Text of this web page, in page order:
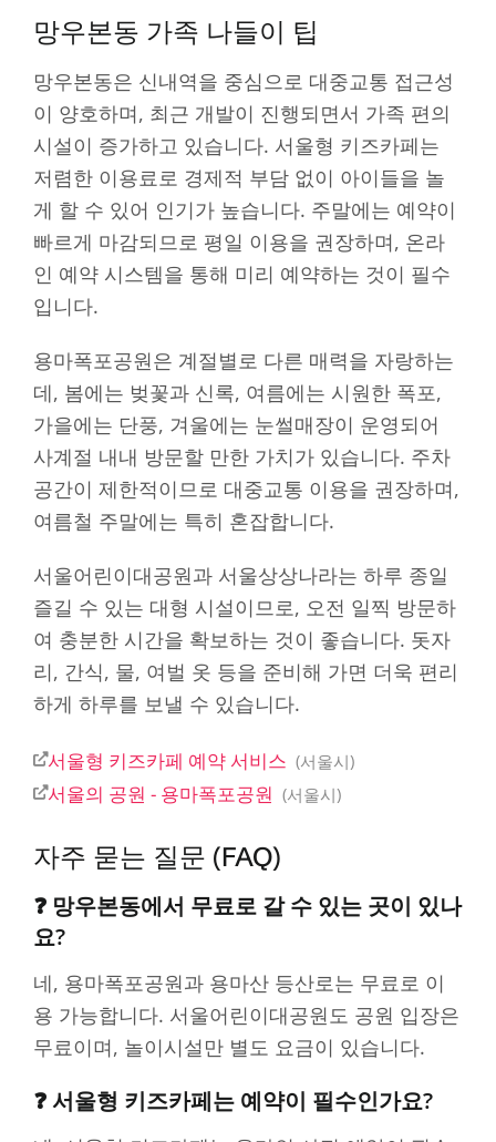
망우본동 가족 나들이 팁
망우본동은 신내역을 중심으로 대중교통 접근성
이 양호하며, 최근 개발이 진행되면서 가족 편의
시설이 증가하고 있습니다. 서울형 키즈카페는
저렴한 이용료로 경제적 부담 없이 아이들을 놀
게 할 수 있어 인기가 높습니다. 주말에는 예약이
빠르게 마감되므로 평일 이용을 권장하며, 온라
인 예약 시스템을 통해 미리 예약하는 것이 필수
입니다.
용마폭포공원은 계절별로 다른 매력을 자랑하는
데, 봄에는 벚꽃과 신록, 여름에는 시원한 폭포,
가을에는 단풍, 겨울에는 눈썰매장이 운영되어
사계절 내내 방문할 만한 가치가 있습니다. 주차
공간이 제한적이므로 대중교통 이용을 권장하며,
여름철 주말에는 특히 혼잡합니다.
서울어린이대공원과 서울상상나라는 하루 종일
즐길 수 있는 대형 시설이므로, 오전 일찍 방문하
여 충분한 시간을 확보하는 것이 좋습니다. 돗자
리, 간식, 물, 여벌 옷 등을 준비해 가면 더욱 편리
하게 하루를 보낼 수 있습니다.
서울형 키즈카페 예약 서비스 서울시
서울의 공원 - 용마폭포공원 서울시
자주 묻는 질문 (FAQ)
❓ 망우본동에서 무료로 갈 수 있는 곳이 있나
요?
네, 용마폭포공원과 용마산 등산로는 무료로 이
용 가능합니다. 서울어린이대공원도 공원 입장은
무료이며, 놀이시설만 별도 요금이 있습니다.
❓ 서울형 키즈카페는 예약이 필수인가요?